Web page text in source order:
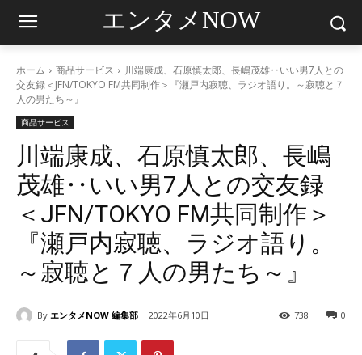
エンタメNOW
ホーム 商品サービス
川端康成、石原慎太郎、長嶋茂雄‥いい男7人との
交友録＜JFN/TOKYO FM共同制作＞『瀬戸内寂聴、ラジオ語り。～寂聴と７
人の男たち～』
商品サービス
川端康成、石原慎太郎、長嶋
茂雄‥いい男7人との交友録
＜JFN/TOKYO FM共同制作＞
『瀬戸内寂聴、ラジオ語り。
～寂聴と７人の男たち～』
By エンタメNOW 編集部 2022年6月10日 0
738